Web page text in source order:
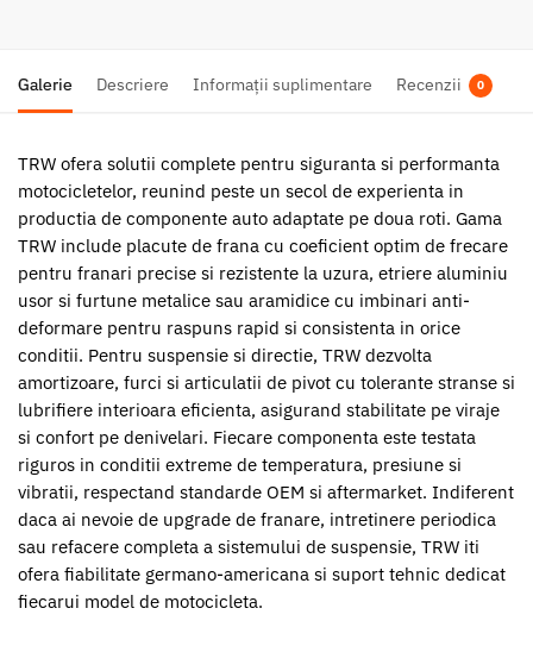
Galerie Descriere Informații suplimentare Recenzii 0
TRW ofera solutii complete pentru siguranta si performanta
motocicletelor, reunind peste un secol de experienta in
productia de componente auto adaptate pe doua roti. Gama
TRW include placute de frana cu coeficient optim de frecare
pentru franari precise si rezistente la uzura, etriere aluminiu
usor si furtune metalice sau aramidice cu imbinari anti-
deformare pentru raspuns rapid si consistenta in orice
conditii. Pentru suspensie si directie, TRW dezvolta
amortizoare, furci si articulatii de pivot cu tolerante stranse si
lubrifiere interioara eficienta, asigurand stabilitate pe viraje
si confort pe denivelari. Fiecare componenta este testata
riguros in conditii extreme de temperatura, presiune si
vibratii, respectand standarde OEM si aftermarket. Indiferent
daca ai nevoie de upgrade de franare, intretinere periodica
sau refacere completa a sistemului de suspensie, TRW iti
ofera fiabilitate germano-americana si suport tehnic dedicat
fiecarui model de motocicleta.